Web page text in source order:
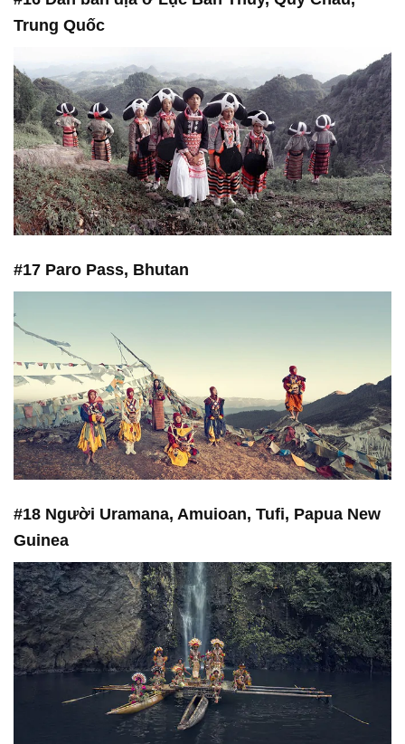
Trung Quốc
#17 Paro Pass, Bhutan
#18 Người Uramana, Amuioan, Tufi, Papua New
Guinea